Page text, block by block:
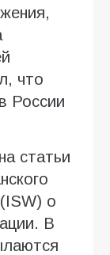
что
России
статьи
о
В